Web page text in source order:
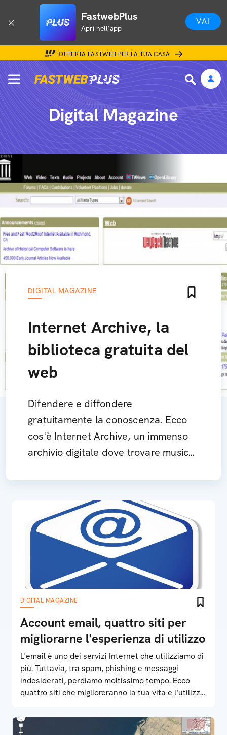
FastwebPlus
Apri nell'app
VAI
OFFERTA FASTWEB PER LA TUA CASA
Digital Magazine
DIGITAL MAGAZINE
Internet Archive, la
biblioteca gratuita del
web
Difendere e diffondere
gratuitamente la conoscenza. Ecco
cos'è Internet Archive, un immenso
archivio digitale dove trovare musica,
gratis
DIGITAL MAGAZINE
Account email, quattro siti per
migliorarne l'esperienza di utilizzo
L'email è uno dei servizi Internet che utilizziamo di
più. Tuttavia, tra spam, phishing e messaggi
indesiderati, perdiamo moltissimo tempo. Ecco
quattro siti che miglioreranno la tua vita e l'utilizzo